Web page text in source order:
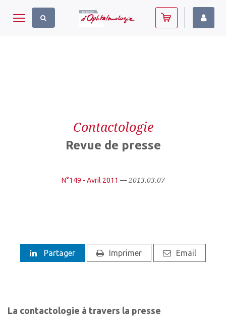
Toggle navigation
Contactologie
Revue de presse
N°149 - Avril 2011 —2013.03.07
Partager Imprimer Email
La contactologie à travers la presse
Panneau de gestion des cookies